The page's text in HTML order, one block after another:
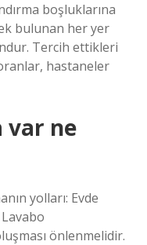
boşluklarına
bulunan her yer
Tercih ettikleri
hastaneler
var ne
yolları: Evde
önlenmelidir.